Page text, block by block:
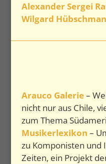
Alexander Sergei
Wilgard
Arauco Galerie–
nicht nur aus Chile,
zum Thema
Musikerlexikon –
zu Komponisten und
Zeiten, ein Projekt